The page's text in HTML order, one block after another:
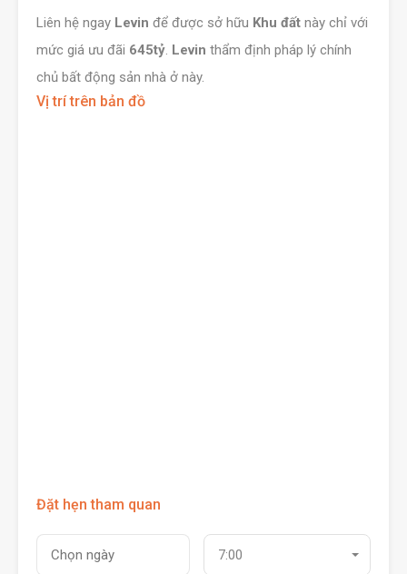
Liên hệ ngay Levin để được sở hữu Khu đất này chỉ với
mức giá ưu đãi 645tỷ. Levin thẩm định pháp lý chính
chủ bất động sản nhà ở này.
Vị trí trên bản đồ
Đặt hẹn tham quan
7:00